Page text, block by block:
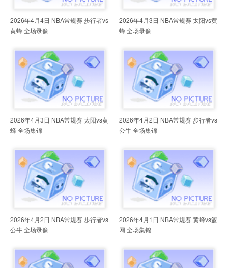
2026年4月4日 NBA常规赛 步行者vs
黄蜂 全场录像
2026年4月3日 NBA常规赛 太阳vs黄
蜂 全场录像
2026年4月3日 NBA常规赛 太阳vs黄
蜂 全场集锦
2026年4月2日 NBA常规赛 步行者vs
公牛 全场集锦
2026年4月2日 NBA常规赛 步行者vs
公牛 全场录像
2026年4月1日 NBA常规赛 黄蜂vs篮
网 全场集锦